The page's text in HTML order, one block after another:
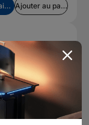
Achetez maintenant Ajouter au panier